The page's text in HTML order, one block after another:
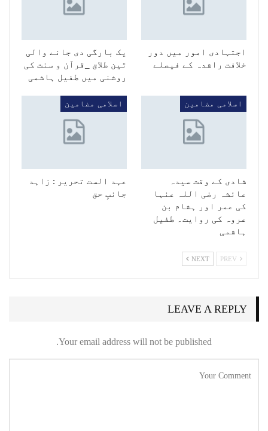
اجتہادی امور میں دور
خلافت راشدہ کے فیصلے
یک بارگی دی جانے والی
تین طلاق _قرآن و سنت کی
روشنی میں طفیل ہاشمی
اسلامی مضامین
شادی کے وقت سیدہ
عائشہ رضی اللہ عنہا
کی عمر اور ہشام بن
عروہ کی روایت۔ طفیل
ہاشمی
اسلامی مضامین
عہد الست تحریر : زاہد
جانبِ حق
NEXT
LEAVE A REPLY
Your email address will not be published.